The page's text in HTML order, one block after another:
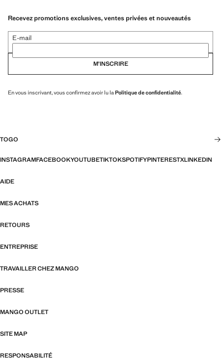
Recevez promotions exclusives, ventes privées et nouveautés
E-mail
M’INSCRIRE
En vous inscrivant, vous confirmez avoir lu la Politique de confidentialité.
TOGO
INSTAGRAMFACEBOOKYOUTUBETIKTOKSPOTIFYPINTERESTXLINKEDIN
AIDE
MES ACHATS
RETOURS
ENTREPRISE
TRAVAILLER CHEZ MANGO
PRESSE
MANGO OUTLET
SITE MAP
RESPONSABILITÉ